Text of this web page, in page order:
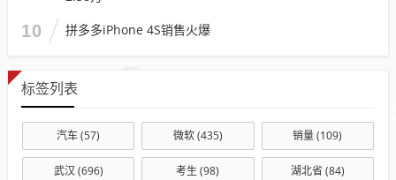
10 拼多多iPhone 4S销售火爆
标签列表
汽车(57) 微软(435) 销量(109)
武汉(696) 考生(98) 湖北省 (84)